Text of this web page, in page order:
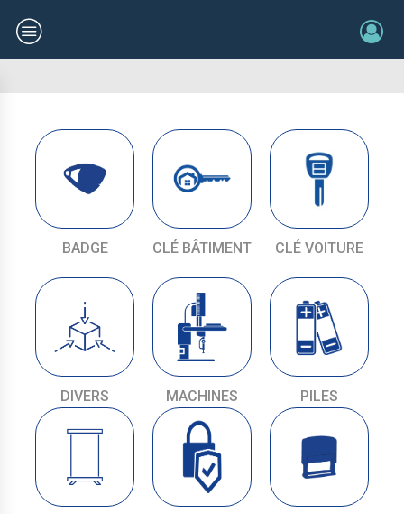
BADGE CLÉ BÂTIMENT CLÉ VOITURE
DIVERS MACHINES PILES